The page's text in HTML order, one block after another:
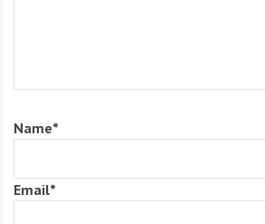
Name*
Email*